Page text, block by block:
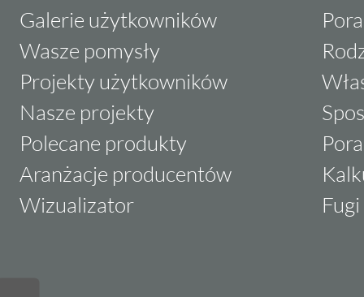
Galerie użytkowników
Wasze pomysły
Projekty użytkowników
Nasze projekty
Polecane produkty
Aranżacje producentów
Wizualizator